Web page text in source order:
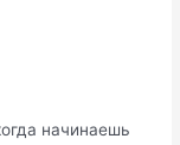
начинаешь